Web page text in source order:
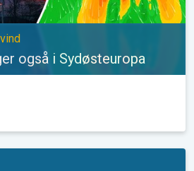
også i Sydøsteuropa